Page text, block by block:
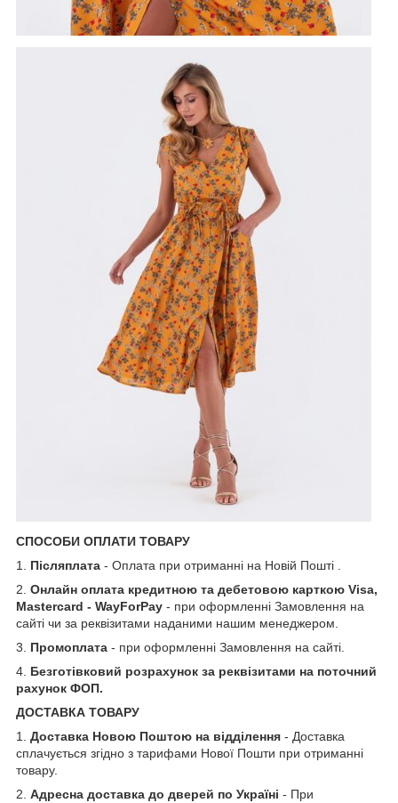
СПОСОБИ ОПЛАТИ ТОВАРУ
1. Післяплата - Оплата при отриманні на Новій Пошті .
2. Онлайн оплата кредитною та дебетовою карткою Visa,
Mastercard - WayForPay - при оформленні Замовлення на
сайті чи за реквізитами наданими нашим менеджером.
3. Промоплата - при оформленні Замовлення на сайті.
4. Безготівковий розрахунок за реквізитами на поточний
рахунок ФОП.
ДОСТАВКА ТОВАРУ
1. Доставка Новою Поштою на відділення - Доставка
сплачується згідно з тарифами Нової Пошти при отриманні
товару.
2. Адресна доставка до дверей по Україні - При